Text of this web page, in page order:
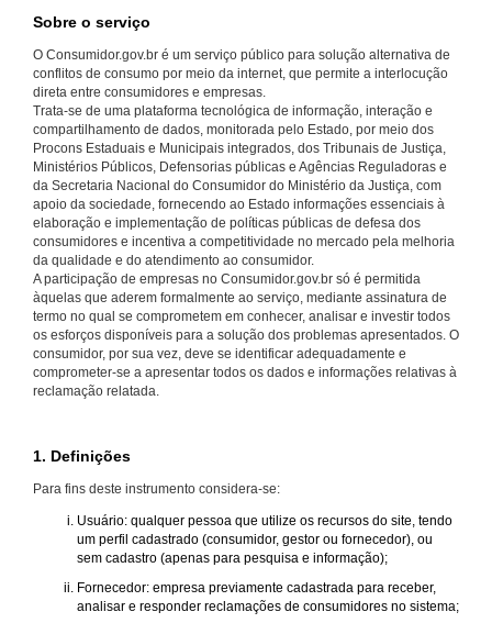
Sobre o serviço
O Consumidor.gov.br é um serviço público para solução alternativa de
conflitos de consumo por meio da internet, que permite a interlocução
direta entre consumidores e empresas.
Trata-se de uma plataforma tecnológica de informação, interação e
compartilhamento de dados, monitorada pelo Estado, por meio dos
Procons Estaduais e Municipais integrados, dos Tribunais de Justiça,
Ministérios Públicos, Defensorias públicas e Agências Reguladoras e
da Secretaria Nacional do Consumidor do Ministério da Justiça, com
apoio da sociedade, fornecendo ao Estado informações essenciais à
elaboração e implementação de políticas públicas de defesa dos
consumidores e incentiva a competitividade no mercado pela melhoria
da qualidade e do atendimento ao consumidor.
A participação de empresas no Consumidor.gov.br só é permitida
àquelas que aderem formalmente ao serviço, mediante assinatura de
termo no qual se comprometem em conhecer, analisar e investir todos
os esforços disponíveis para a solução dos problemas apresentados. O
consumidor, por sua vez, deve se identificar adequadamente e
comprometer-se a apresentar todos os dados e informações relativas à
reclamação relatada.
1. Definições
Para fins deste instrumento considera-se:
Usuário: qualquer pessoa que utilize os recursos do site, tendo
um perfil cadastrado (consumidor, gestor ou fornecedor), ou
sem cadastro (apenas para pesquisa e informação);
Fornecedor: empresa previamente cadastrada para receber,
analisar e responder reclamações de consumidores no sistema;